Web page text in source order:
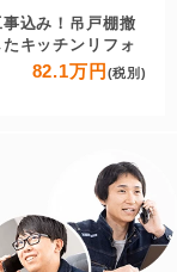
込み！吊戸棚撤
キッチンリフォ
82.1万円 (税別)